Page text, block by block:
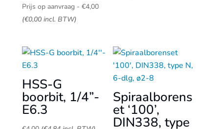
Prijs op aanvraag - €4,00Prijsklasse:
aanvraag
(€0,00incl. BTW)
HSS-G
boorbit, 1/4”-
E6.3
Spiraalborens
et ‘100’,
DIN338, type